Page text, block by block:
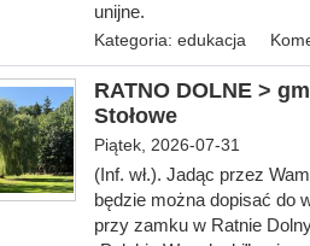
unijne.
Kategoria: edukacja
RATNO DOLNE >
Stołowe
Piątek, 2026-07-31
(Inf. wł.). Jadąc przez
będzie można dopisać do
przy zamku w Ratnie